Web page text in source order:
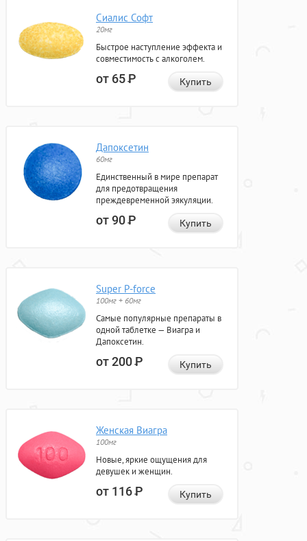
Сиалис Софт
20мг
Быстрое наступление эффекта и
совместимость с алкоголем.
от 65Р Купить
Дапоксетин
60мг
Единственный в мире препарат
для предотвращения
преждевременной эякуляции.
от 90Р Купить
Super P-force
100мг + 60мг
Самые популярные препараты в
одной таблетке — Виагра и
Дапоксетин.
от 200Р Купить
Женская Виагра
100мг
Новые, яркие ощущения для
девушек и женщин.
от 116Р Купить